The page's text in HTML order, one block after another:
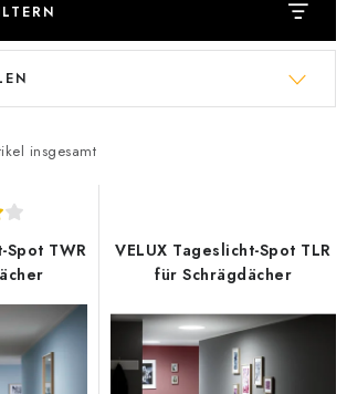
insgesamt
Spot TWR
VELUX Tageslicht-Spot TLR
für Schrägdächer